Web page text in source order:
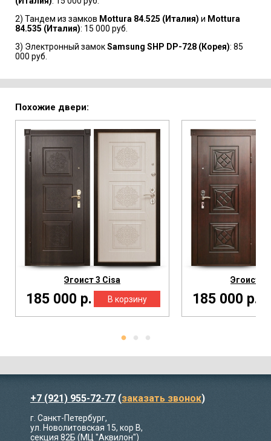
2) Тандем из замков Mottura 84.525 (Италия) и Mottura
84.535 (Италия): 15 000 руб.
3) Электронный замокSamsung SHP DP-728 (Корея): 85
000 руб.
Похожие двери:
Эгоист 3 Cisa
185 000 р.
Эгоист 1
185 000 р.
+7 (921) 955-72-77 (заказать звонок)
г. Санкт-Петербург,
ул. Новолитовская 15, кор В,
секция 82Б (МЦ "Аквилон")